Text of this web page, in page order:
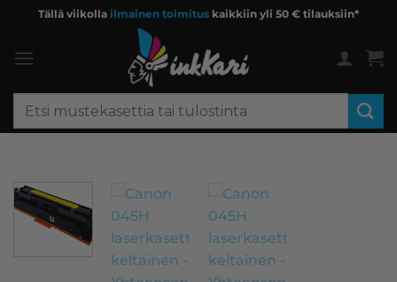
content
Tällä viikolla ilmainen toimitus kaikkiin yli 50 € tilauksiin*
Etsi: